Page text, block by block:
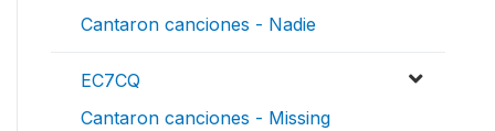
Cantaron canciones - Nadie
EC7CQ
Cantaron canciones - Missing